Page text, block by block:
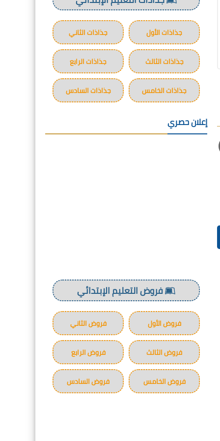
جذاذات الأول جذاذات الثاني
جذاذات الثالث جذاذات الرابع
جذاذات الخامس جذاذات السادس
إعلان حصري
فروض التعليم الإبتدائي
فروض الأول فروض الثاني
فروض الثالث فروض الرابع
فروض الخامس فروض السادس